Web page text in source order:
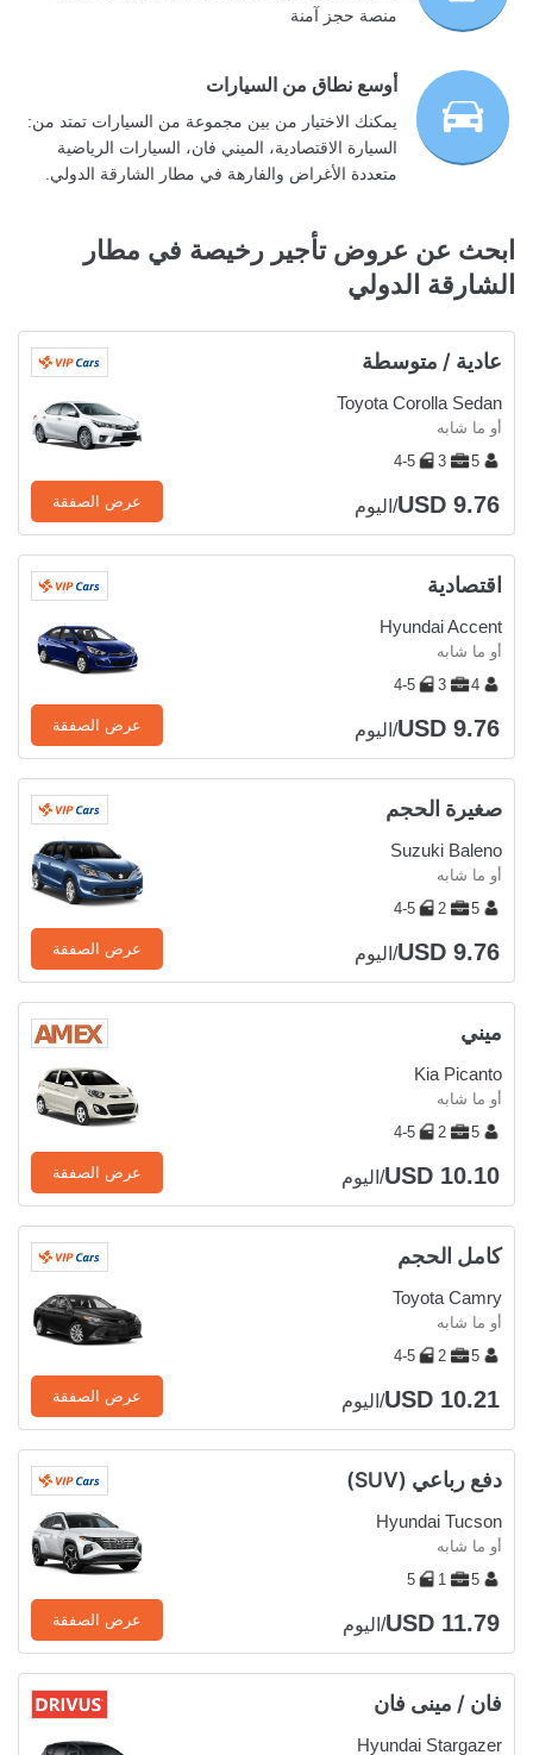
منصة حجز آمنة
أوسع نطاق من السيارات
يمكنك الاختيار من بين مجموعة من السيارات تمتد من:
السيارة الاقتصادية، الميني فان، السيارات الرياضية
متعددة الأغراض والفارهة في مطار الشارقة الدولي.
ابحث عن عروض تأجير رخيصة في مطار
الشارقة الدولي
عادية / متوسطة
Toyota Corolla Sedan
أو ما شابه
5
3
4-5
USD 9.76/اليوم عرض الصفقة
اقتصادية
Hyundai Accent
أو ما شابه
4
3
4-5
USD 9.76/اليوم عرض الصفقة
صغيرة الحجم
Suzuki Baleno
أو ما شابه
5
2
4-5
USD 9.76/اليوم عرض الصفقة
ميني
Kia Picanto
أو ما شابه
5
2
4-5
USD 10.10/اليوم عرض الصفقة
كامل الحجم
Toyota Camry
أو ما شابه
5
2
4-5
USD 10.21/اليوم عرض الصفقة
دفع رباعي (SUV)
Hyundai Tucson
أو ما شابه
5
1
5
USD 11.79/اليوم عرض الصفقة
فان / مينى فان
Hyundai Stargazer